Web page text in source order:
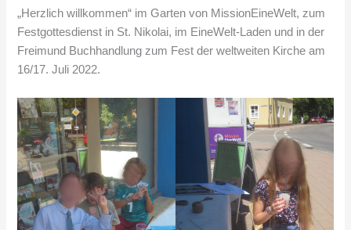
„Herzlich willkommen“ im Garten von MissionEineWelt, zum
Festgottesdienst in St. Nikolai, im EineWelt-Laden und in der
Freimund Buchhandlung zum Fest der weltweiten Kirche am
16/17. Juli 2022.